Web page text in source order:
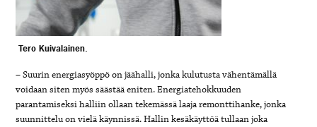
Tero Kuivalainen.
– Suurin energiasyöppö on jäähalli, jonka kulutusta vähentämällä
voidaan siten myös säästää eniten. Energiatehokkuuden
parantamiseksi halliin ollaan tekemässä laaja remonttihanke, jonka
suunnittelu on vielä käynnissä. Hallin kesäkäyttöä tullaan joka